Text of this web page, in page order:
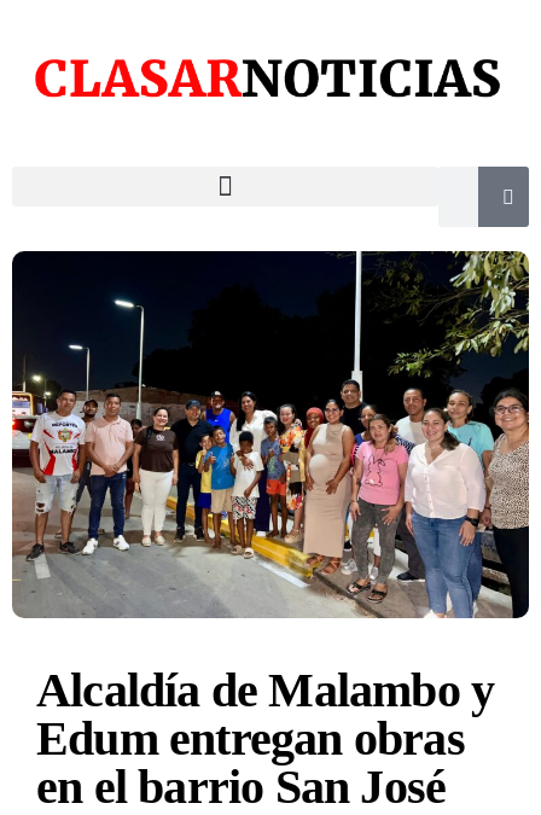
Alcaldía de Malambo y
Edum entregan obras
en el barrio San José